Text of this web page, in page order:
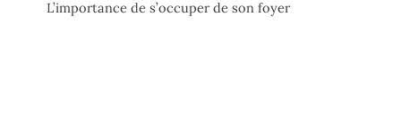
L’importance de s’occuper de son foyer